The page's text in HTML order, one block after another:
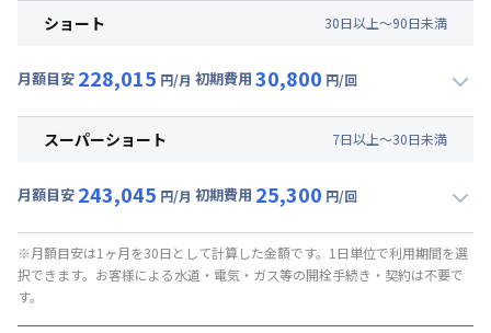
月額賃料目安(30日利用)
光熱費他 : 43,650円/月 (1,455円/日) (税抜)
ショート 30日以上～90日未満
月額目安 228,015 円/月 初期費用 30,800 円/回
月額賃料目安(30日利用)
光熱費他 : 43,650円/月 (1,455円/日) (税抜)
スーパーショート 7日以上～30日未満
月額目安 243,045 円/月 初期費用 25,300 円/回
月額賃料目安(30日利用)
賃料 : 177,300円/月 (5,910円/日) (税抜)
光熱費他 :
※月額目安は1ヶ月を30日として計算した金額です。1日単位で利用期間を選
択できます。お客様による水道・電気・ガス等の開栓手続き・契約は不要で
す。